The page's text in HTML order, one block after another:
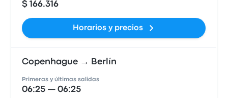
$ 166.316
Horarios y precios
Copenhague → Berlín
Primeras y últimas salidas
06:25 — 06:25